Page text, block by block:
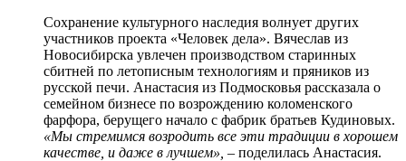
Сохранение культурного наследия волнует других
участников проекта «Человек дела». Вячеслав из
Новосибирска увлечен производством старинных
сбитней по летописным технологиям и пряников из
русской печи. Анастасия из Подмосковья рассказала о
семейном бизнесе по возрождению коломенского
фарфора, берущего начало с фабрик братьев Кудиновых.
«Мы стремимся возродить все эти традиции в хорошем
качестве, и даже в лучшем», – поделилась Анастасия.